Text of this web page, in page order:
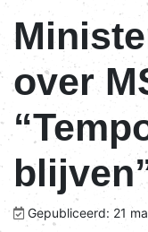
over
Gepubliceerd: 21